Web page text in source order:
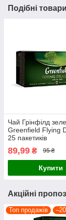
Подібні
Чай Грінфілд
Greenfield Flying
25 пакетиків
89,99 ₴ 95 ₴
Купити
Акційні
Топ продажів